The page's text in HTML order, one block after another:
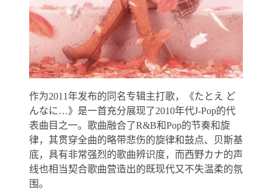
作为2011年发布的同名专辑主打歌，《たとえ ど
んなに…》是一首充分展现了2010年代J-Pop的代
表曲目之一。歌曲融合了R&B和Pop的节奏和旋
律，其贯穿全曲的略带悲伤的旋律和鼓点、贝斯基
底，具有非常强烈的歌曲辨识度，而西野カナ的声
线也相当契合歌曲营造出的既现代又不失温柔的氛
围。